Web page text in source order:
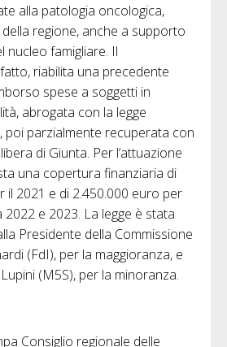
alla patologia oncologica,
della regione, anche a supporto
nucleo famigliare. Il
riabilita una precedente
spese a soggetti in
abrogata con la legge
poi parzialmente recuperata con
di Giunta. Per l’attuazione
una copertura finanziaria di
il 2021 e di 2.450.000 euro per
e 2023. La legge è stata
Presidente della Commissione
(FdI), per la maggioranza, e
(M5S), per la minoranza.
Consiglio regionale delle